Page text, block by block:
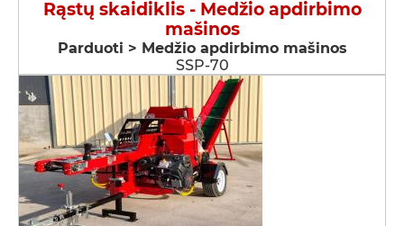
Rąstų skaidiklis - Medžio apdirbimo
mašinos
Parduoti > Medžio apdirbimo mašinos
SSP-70